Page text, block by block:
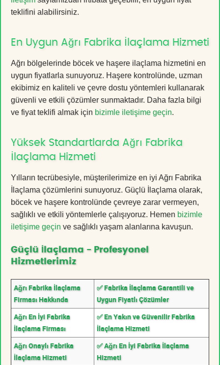
teklifini alabilirsiniz.
En Uygun Ağrı Fabrika İlaçlama Hizmeti
Ağrı bölgelerinde böcek ve haşere ilaçlama hizmetini en
uygun fiyatlarla sunuyoruz. Haşere kontrolünde, uzman
ekibimiz en kaliteli ve çevre dostu yöntemleri kullanarak
güvenli ve etkili çözümler sunmaktadır. Daha fazla bilgi
ve fiyat teklifi almak için bizimle iletişime geçin.
Yüksek Standartlarda Ağrı Fabrika
İlaçlama Hizmeti
Yılların tecrübesiyle, müşterilerimize en iyi Ağrı Fabrika
İlaçlama çözümlerini sunuyoruz. Güçlü İlaçlama olarak,
böcek ve haşere kontrolünde çevreye zarar vermeyen,
sağlıklı ve etkili yöntemlerle çalışıyoruz. Hemen bizimle
iletişime geçin ve sağlıklı yaşam alanlarına kavuşun.
Güçlü İlaçlama - Profesyonel
Hizmetlerimiz
Ağrı Fabrika İlaçlama
Firması Hakkında
✅ Fabrika İlaçlama Garantili ve
Uygun Fiyatlı Çözümler
Ağrı En İyi Fabrika
İlaçlama Firması
✅ En Yakın ve Güvenilir Fabrika
İlaçlama Hizmeti
Ağrı Onaylı Fabrika
İlaçlama Hizmeti
✅ Ağrı En İyi Fabrika İlaçlama
Hizmeti